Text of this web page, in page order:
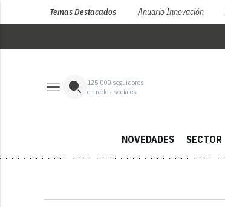
Temas Destacados Anuario Innovación
125,000 seguidores
en redes sociales
NOVEDADES SECTOR